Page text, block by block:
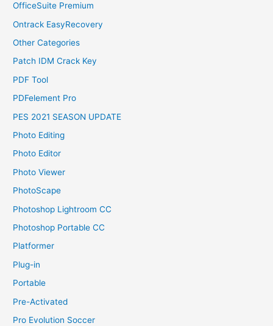
OfficeSuite Premium
Ontrack EasyRecovery
Other Categories
Patch IDM Crack Key
PDF Tool
PDFelement Pro
PES 2021 SEASON UPDATE
Photo Editing
Photo Editor
Photo Viewer
PhotoScape
Photoshop Lightroom CC
Photoshop Portable CC
Platformer
Plug-in
Portable
Pre-Activated
Pro Evolution Soccer